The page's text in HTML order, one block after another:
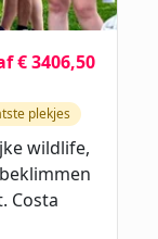
€ 3406,50
plekjes
wildlife,
Costa